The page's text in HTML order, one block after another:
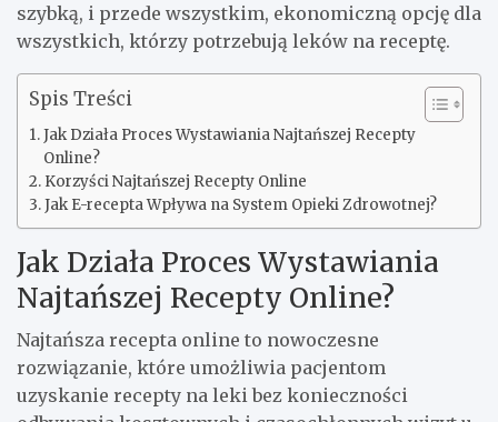
szybką, i przede wszystkim, ekonomiczną opcję dla
wszystkich, którzy potrzebują leków na receptę.
Spis Treści
Jak Działa Proces Wystawiania Najtańszej Recepty
Online?
Korzyści Najtańszej Recepty Online
Jak E-recepta Wpływa na System Opieki Zdrowotnej?
Jak Działa Proces Wystawiania
Najtańszej Recepty Online?
Najtańsza recepta online to nowoczesne
rozwiązanie, które umożliwia pacjentom
uzyskanie recepty na leki bez konieczności